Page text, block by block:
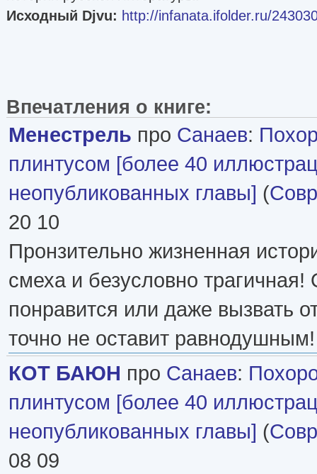
Исходный Djvu: http://infanata.ifolder.ru/
Впечатления о книге:
Менестрель про Санаев:
плинтусом [более 40
неопубликованных главы] (
20 10
Пронзительно жизненная
смеха и безусловно
понравится или даже вызвать
точно не оставит равнодушным!
КОТ БАЮН про Санаев:
плинтусом [более 40
неопубликованных главы] (
08 09